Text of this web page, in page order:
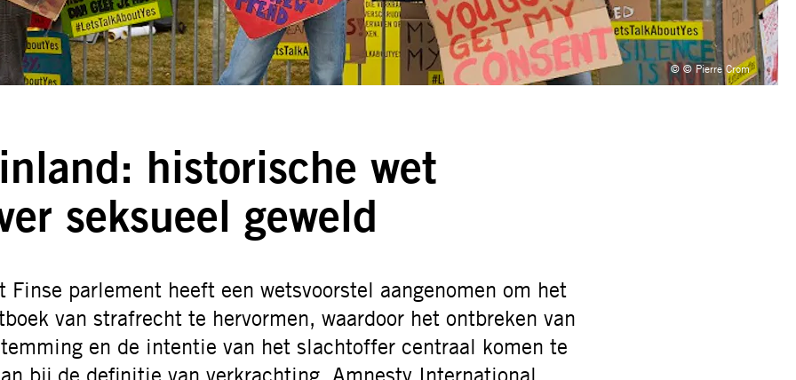
© © Pierre Crom
historische wet
seksueel geweld
Finse parlement heeft een wetsvoorstel aangenomen om het
van strafrecht te hervormen, waardoor het ontbreken van
en de intentie van het slachtoffer centraal komen te
bij de definitie van verkrachting. Amnesty International